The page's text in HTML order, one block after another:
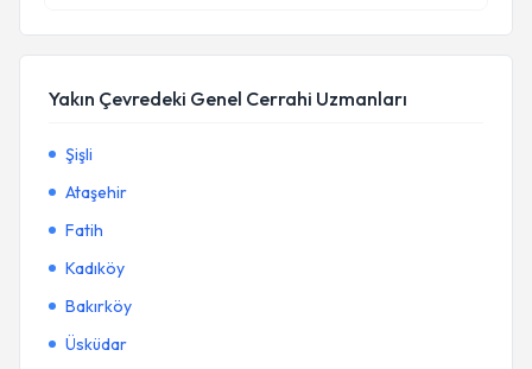
Yakın Çevredeki Genel Cerrahi Uzmanları
Şişli
Ataşehir
Fatih
Kadıköy
Bakırköy
Üsküdar